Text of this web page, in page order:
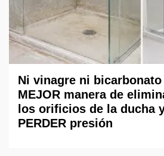
Ni vinagre ni
MEJOR manera de
los orificios de la ducha
PERDER presión